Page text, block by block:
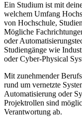
Ein Studium ist mit
welchem Umfang
von Hochschule,
Mögliche
oder
Studiengänge wie
oder Cyber-Physical
Mit zunehmender
rund um vernetzte
Automatisierung oder
Projektrollen sind
Verantwortung ab.